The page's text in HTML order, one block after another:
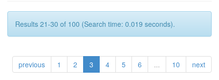
Results 21-30 of 100 (Search time: 0.019 seconds).
previous 1 2 3 4 5 6 ... 10 next